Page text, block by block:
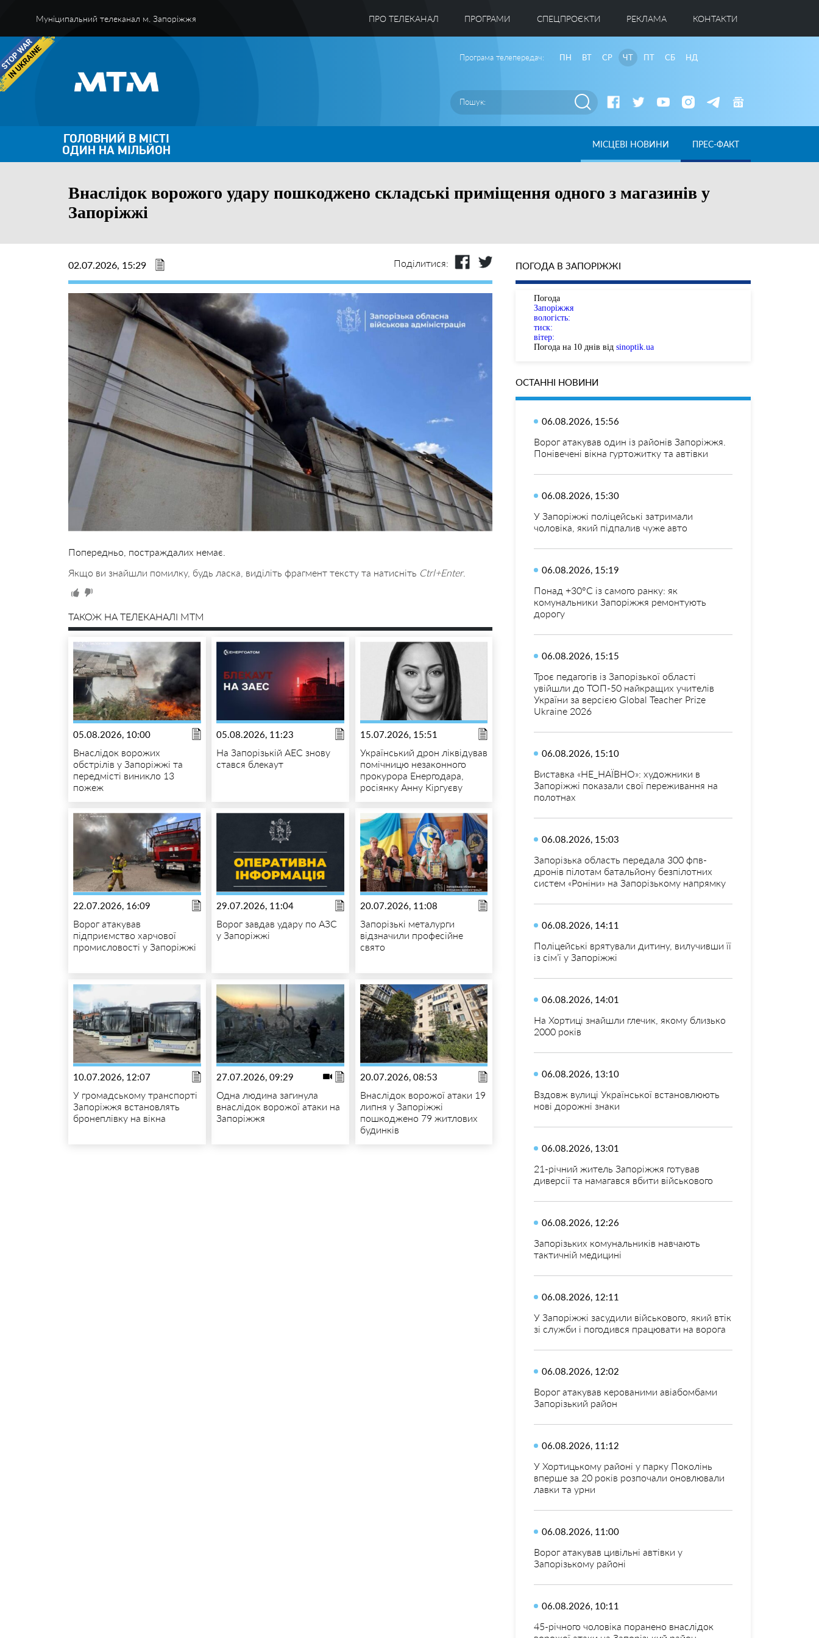
Муніципальний телеканал м. Запоріжжя ПРО ТЕЛЕКАНАЛ ПРОГРАМИ CПЕЦПРОЄКТИ РЕКЛАМА КОНТАКТИ
Програма телепередач: ПН ВТ СР ЧТ ПТ СБ НД
ГОЛОВНИЙ В МІСТІ
ОДИН НА МІЛЬЙОН МІСЦЕВІ НОВИНИ ПРЕС-ФАКТ
Внаслідок ворожого удару пошкоджено складські приміщення одного з магазинів у
Запоріжжі
02.07.2026, 15:29 Поділитися:
Попередньо, постраждалих немає.
Якщо ви знайшли помилку, будь ласка, виділіть фрагмент тексту та натисніть Ctrl+Enter.
ТАКОЖ НА ТЕЛЕКАНАЛІ MTM
05.08.2026, 10:00
Внаслідок ворожих
обстрілів у Запоріжжі та
передмісті виникло 13
пожеж
05.08.2026, 11:23
На Запорізькій АЕС знову
стався блекаут
15.07.2026, 15:51
Український дрон ліквідував
помічницю незаконного
прокурора Енергодара,
росіянку Анну Кіргуєву
22.07.2026, 16:09
Ворог атакував
підприємство харчової
промисловості у Запоріжжі
29.07.2026, 11:04
Ворог завдав удару по АЗС
у Запоріжжі
20.07.2026, 11:08
Запорізькі металурги
відзначили професійне
свято
10.07.2026, 12:07
У громадському транспорті
Запоріжжя встановлять
бронеплівку на вікна
27.07.2026, 09:29
Одна людина загинула
внаслідок ворожої атаки на
Запоріжжя
20.07.2026, 08:53
Внаслідок ворожої атаки 19
липня у Запоріжжі
пошкоджено 79 житлових
будинків
ПОГОДА В ЗАПОРІЖЖІ
Погода
Запоріжжя
вологість:
тиск:
вітер:
Погода на 10 днів від sinoptik.ua
ОСТАННІ НОВИНИ
06.08.2026, 15:56
Ворог атакував один із районів Запоріжжя.
Понівечені вікна гуртожитку та автівки
06.08.2026, 15:30
У Запоріжжі поліцейські затримали
чоловіка, який підпалив чуже авто
06.08.2026, 15:19
Понад +30°C із самого ранку: як
комунальники Запоріжжя ремонтують
дорогу
06.08.2026, 15:15
Троє педагогів із Запорізької області
увійшли до ТОП-50 найкращих учителів
України за версією Global Teacher Prize
Ukraine 2026
06.08.2026, 15:10
Виставка «НЕ_НАЇВНО»: художники в
Запоріжжі показали свої переживання на
полотнах
06.08.2026, 15:03
Запорізька область передала 300 фпв-
дронів пілотам батальйону безпілотних
систем «Роніни» на Запорізькому напрямку
06.08.2026, 14:11
Поліцейські врятували дитину, вилучивши її
із сім’ї у Запоріжжі
06.08.2026, 14:01
На Хортиці знайшли глечик, якому близько
2000 років
06.08.2026, 13:10
Вздовж вулиці Української встановлюють
нові дорожні знаки
06.08.2026, 13:01
21-річний житель Запоріжжя готував
диверсії та намагався вбити військового
06.08.2026, 12:26
Запорізьких комунальників навчають
тактичній медицині
06.08.2026, 12:11
У Запоріжжі засудили військового, який втік
зі служби і погодився працювати на ворога
06.08.2026, 12:02
Ворог атакував керованими авіабомбами
Запорізький район
06.08.2026, 11:12
У Хортицькому районі у парку Поколінь
вперше за 20 років розпочали оновлювали
лавки та урни
06.08.2026, 11:00
Ворог атакував цивільні автівки у
Запорізькому районі
06.08.2026, 10:11
45-річного чоловіка поранено внаслідок